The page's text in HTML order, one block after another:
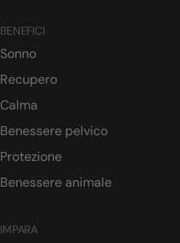
BENEFICI
Sonno
Recupero
Calma
Benessere pelvico
Protezione
Benessere animale
IMPARA